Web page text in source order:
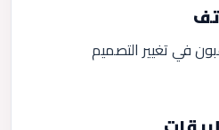
في تغيير التصميم